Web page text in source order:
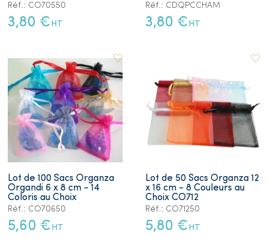
Réf.: CO70550
3,80 € HT
Réf.: CDQPCCHAM
3,80 € HT
Lot de 100 Sacs Organza
Organdi 6 x 8 cm - 14
Coloris au Choix
Réf.: CO70650
5,60 € HT
Lot de 50 Sacs Organza 12
x 16 cm - 8 Couleurs au
Choix CO712
Réf.: CO71250
5,80 € HT